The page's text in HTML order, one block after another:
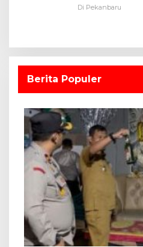
Dalam Ruangan
Di Pekanbaru
Berita Populer